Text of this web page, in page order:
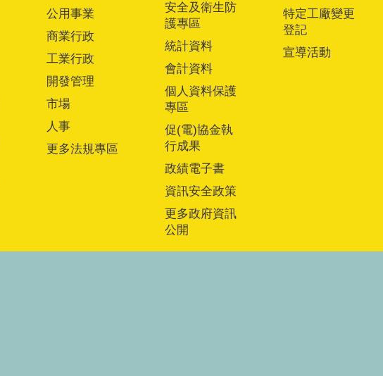
公用事業
商業行政
工業行政
開發管理
市場
人事
更多法規專區
安全及衛生防
護專區
統計資料
會計資料
個人資料保護
專區
促(電)協金執
行成果
政績電子書
資訊安全政策
更多政府資訊
公開
特定工廠變更
登記
宣導活動